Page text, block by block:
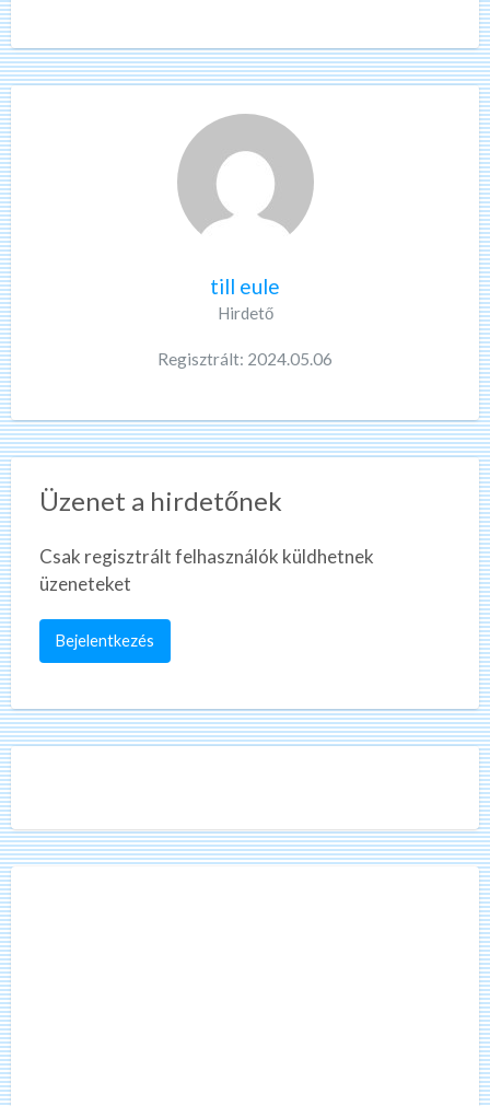
till eule
Hirdető
Regisztrált: 2024.05.06
Üzenet a hirdetőnek
Csak regisztrált felhasználók küldhetnek
üzeneteket
Bejelentkezés